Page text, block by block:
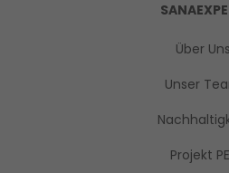
Über Uns
Unser
Projekt